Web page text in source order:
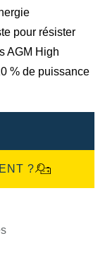
pour résister
AGM High
% de puissance
?